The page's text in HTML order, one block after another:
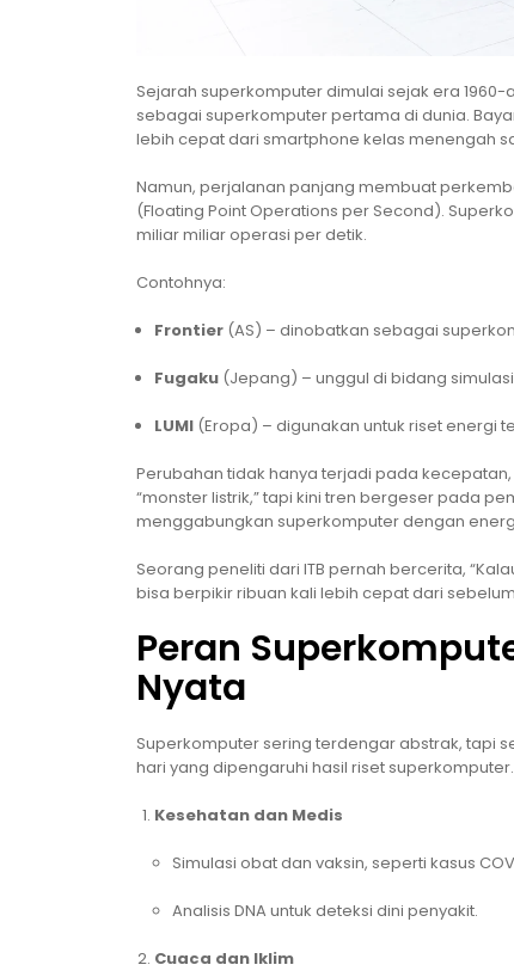
Sejarah superkomputer dimulai sejak era 1960-
sebagai superkomputer pertama di dunia.
lebih cepat dari smartphone kelas menengah
Namun, perjalanan panjang membuat
(Floating Point Operations per Second).
miliar miliar operasi per detik.
Contohnya:
Frontier (AS) – dinobatkan sebagai
Fugaku (Jepang) – unggul di bidang
LUMI (Eropa) – digunakan untuk riset energi
Perubahan tidak hanya terjadi pada
“monster listrik,” tapi kini tren bergeser pada
menggabungkan superkomputer dengan
Seorang peneliti dari ITB pernah bercerita,
bisa berpikir ribuan kali lebih cepat dari
Peran
Nyata
Superkomputer sering terdengar abstrak, tapi
hari yang dipengaruhi hasil riset superkomputer.
Kesehatan dan Medis
Simulasi obat dan vaksin, seperti kasus
Analisis DNA untuk deteksi dini penyakit.
Cuaca dan Iklim